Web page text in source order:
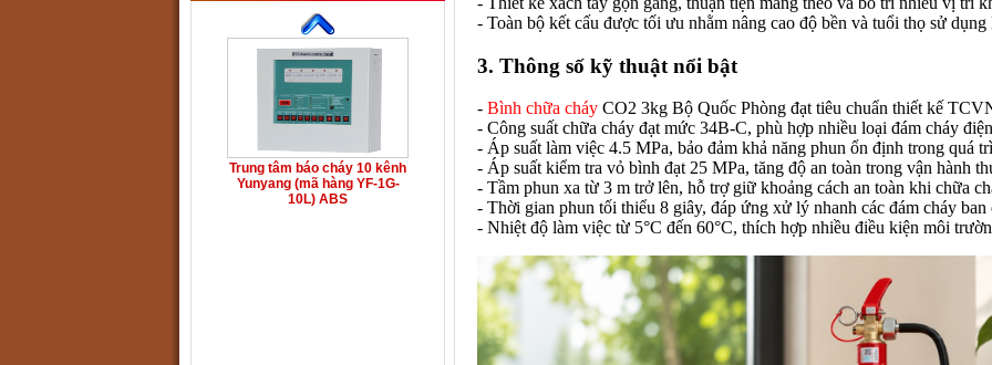
Trung tâm báo cháy 10 kênh
Yunyang (mã hàng YF-1G-
10L) ABS
- Toàn bộ kết cấu được tối ưu nhằm nâng cao độ bền và tuổi thọ sử dụng
3. Thông số kỹ thuật nổi bật
- Bình chữa cháy CO2 3kg Bộ Quốc Phòng đạt tiêu chuẩn thiết kế
- Công suất chữa cháy đạt mức 34B-C, phù hợp nhiều loại đám cháy
- Áp suất làm việc 4.5 MPa, bảo đảm khả năng phun ổn định trong quá
- Áp suất kiểm tra vỏ bình đạt 25 MPa, tăng độ an toàn trong vận hành
- Tầm phun xa từ 3 m trở lên, hỗ trợ giữ khoảng cách an toàn khi chữa
- Thời gian phun tối thiểu 8 giây, đáp ứng xử lý nhanh các đám cháy ban
- Nhiệt độ làm việc từ 5°C đến 60°C, thích hợp nhiều điều kiện môi